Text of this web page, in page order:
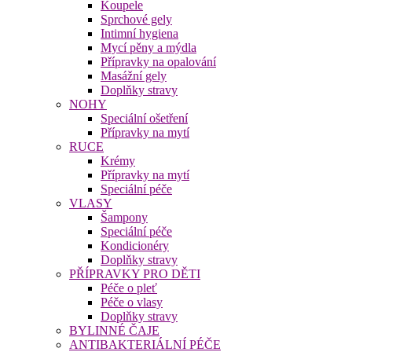
Koupele
Sprchové gely
Intimní hygiena
Mycí pěny a mýdla
Přípravky na opalování
Masážní gely
Doplňky stravy
NOHY
Speciální ošetření
Přípravky na mytí
RUCE
Krémy
Přípravky na mytí
Speciální péče
VLASY
Šampony
Speciální péče
Kondicionéry
Doplňky stravy
PŘÍPRAVKY PRO DĚTI
Péče o pleť
Péče o vlasy
Doplňky stravy
BYLINNÉ ČAJE
ANTIBAKTERIÁLNÍ PÉČE